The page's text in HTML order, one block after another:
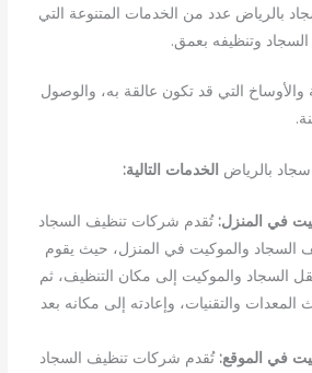
بالرياض عدد من الخدمات المتنوعة التي
وتنظيفه بعمق.
التي قد تكون عالقة به، والوصول
بالرياض الخدمات التالية:
في المنزل: تُقدم شركات تنظيف السجاد
السجاد والموكيت في المنزل، حيث يقوم
السجاد والموكيت إلى مكان التنظيف، ثم
والتقنيات، وإعادته إلى مكانه بعد
في الموقع: تُقدم شركات تنظيف السجاد